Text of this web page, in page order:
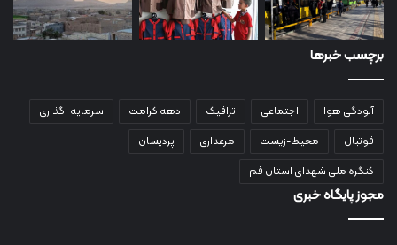
برچسب خبرها
آلودگی هوا اجتماعی ترافیک دهه کرامت
سرمایه-گذاری
فوتبال
محیط-زیست مرغداری
پردیسان
کنگره ملی شهدای استان قم
مجوز پایگاه خبری